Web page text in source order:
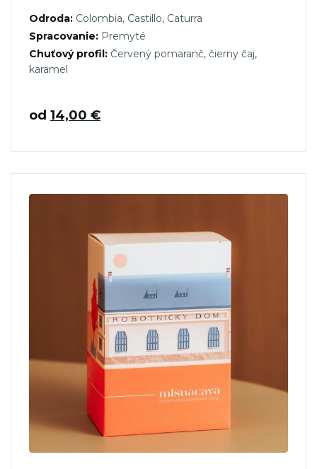
Odroda: Colombia, Castillo, Caturra
Spracovanie: Premyté
Chuťový profil: Červený pomaranč, čierny čaj,
karamel
od 14,00 €